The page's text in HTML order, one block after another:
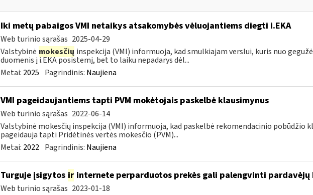
Iki metų pabaigos VMI netaikys atsakomybės vėluojantiems diegti i.EKA
Web turinio sąrašas 2025-04-29
Valstybinė mokesčių inspekcija (VMI) informuoja, kad smulkiajam verslui, kuris nuo
duomenis į i.EKA posistemį, bet to laiku nepadarys dėl...
Metai: 2025 Pagrindinis: Naujiena
VMI pageidaujantiems tapti PVM mokėtojais paskelbė klausimynus
Web turinio sąrašas 2022-06-14
Valstybinė mokesčių inspekcija (VMI) informuoja, kad paskelbė rekomendacinio pobūdžio
pageidauja tapti Pridėtinės vertės mokesčio (PVM)...
Metai: 2022 Pagrindinis: Naujiena
Turguje įsigytos irinternete perparduotos prekės gali palengvinti pardavėjų
Web turinio sąrašas 2023-01-18